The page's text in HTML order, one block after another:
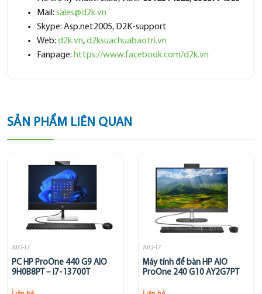
Mail: sales@d2k.vn
Skype: Asp.net2005, D2K-support
Web: d2k.vn,d2ksuachuabaotri.vn
Fanpage: https://www.facebook.com/d2k.vn
SẢN PHẨM LIÊN QUAN
AIO-I7
PC HP ProOne 440 G9 AIO
9H0B8PT – i7-13700T
AIO-I7
Máy tính để bàn HP AIO
ProOne 240 G10 AY2G7PT